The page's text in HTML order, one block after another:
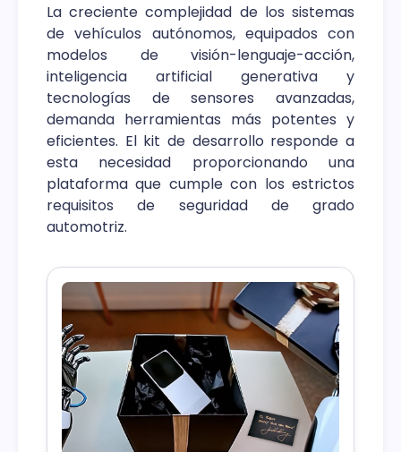
La creciente complejidad de los sistemas
de vehículos autónomos, equipados con
modelos de visión-lenguaje-acción,
inteligencia artificial generativa y
tecnologías de sensores avanzadas,
demanda herramientas más potentes y
eficientes. El kit de desarrollo responde a
esta necesidad proporcionando una
plataforma que cumple con los estrictos
requisitos de seguridad de grado
automotriz.